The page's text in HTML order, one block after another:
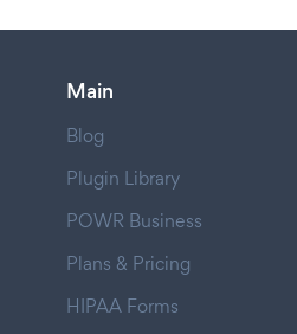
Main
Blog
Plugin Library
POWR Business
Plans & Pricing
HIPAA Forms